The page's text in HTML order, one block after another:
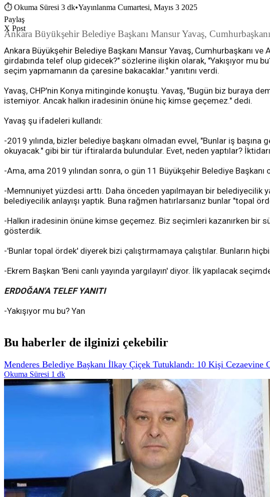
⏱ Okuma Süresi 3 dk•Yayınlanma Cumartesi, Mayıs 3 2025
Paylaş
X Post
Ankara Büyükşehir Belediye Başkanı Mansur Yavaş,
Ankara Büyükşehir Belediye Başkanı Mansur Yavaş, Cumhurbaşkanı
girdabında telef olup gidecek?" sözlerine ilişkin olarak, "Yakışıyor mu
seçim yapmamanın da çaresine bakacaklar." yanıtını verdi.
Yavaş, CHP'nin Konya mitinginde konuştu. Yavaş, "Bugün biz buraya
istemiyor. Ancak halkın iradesinin önüne hiç kimse geçemez." dedi.
Yavaş şu ifadeleri kullandı:
-2019 yılında, bizler belediye başkanı olmadan evvel, "Bunlar iş
okuyacak." gibi bir tür iftiralarda bulundular. Evet, neden yaptılar?
-Ama, ama 2019 yılından sonra, o gün 11 Büyükşehir Belediye
-Memnuniyet yüzdesi arttı. Daha önceden yapılmayan bir belediyecilik
belediyecilik anlayışı yaptık. Buna rağmen hatırlarsanız bunlar "topal
-Halkın iradesinin önüne kimse geçemez. Biz seçimleri kazanırken bir
gösterdik.
-'Bunlar topal ördek' diyerek bizi çalıştırmamaya çalıştılar. Bunların
-Ekrem Başkan 'Beni canlı yayında yargılayın' diyor. İlk yapılacak
ERDOĞAN'A TELEF YANITI
-Yakışıyor mu bu? Yan
Bu haberler de ilginizi çekebilir
Menderes Belediye Başkanı İlkay Çiçek Tutuklandı: 10 Kişi Cezaevine
Okuma Süresi 1 dk